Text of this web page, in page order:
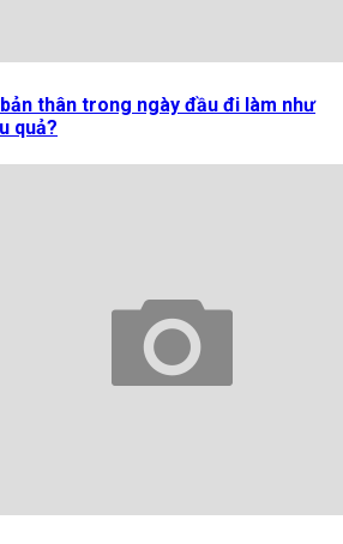
thân trong ngày đầu đi làm như
quả?